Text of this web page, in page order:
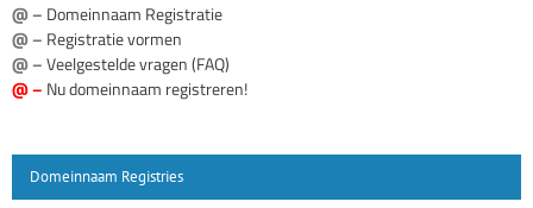
@ – Domeinnaam Registratie
@ – Registratie vormen
@ –Veelgestelde vragen (FAQ)
@ – Nu domeinnaam registreren!
Domeinnaam Registries